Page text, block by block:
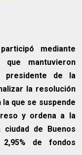
mediante
que mantuvieron
presidente de la
la resolución
que se suspende
y ordena a la
de Buenos
de fondos